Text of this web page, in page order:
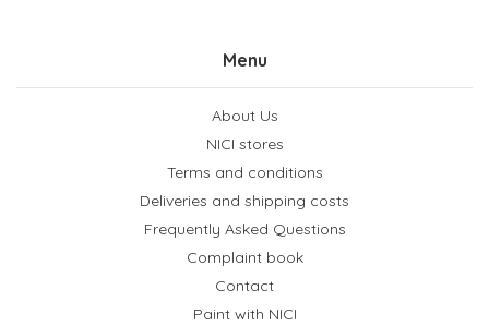
Menu
About Us
NICI stores
Terms and conditions
Deliveries and shipping costs
Frequently Asked Questions
Complaint book
Contact
Paint with NICI